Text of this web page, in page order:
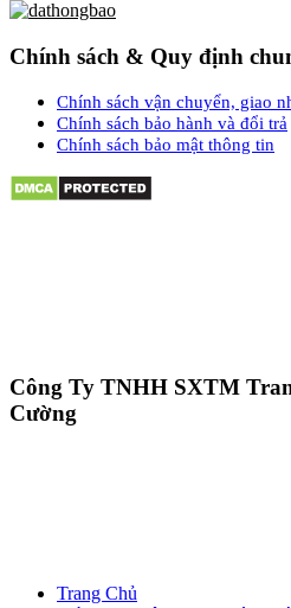
Chính sách & Quy định
Chính sách vận chuyển, giao
Chính sách bảo hành và đổi trả
Chính sách bảo mật thông tin
Công Ty TNHH SXTM
Cường
Trang Chủ